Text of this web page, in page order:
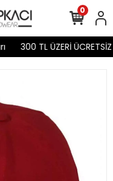
300 TL ÜZERİ ÜCRETSİZ
0